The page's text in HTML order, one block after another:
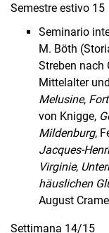
Semestre
Seminario
M. Böth
Streben nach
Mittelalter
Melusine,
von Knigge,
Mildenburg,
Jacques-
Virginie,
häuslichen
August
Settimana 14/15